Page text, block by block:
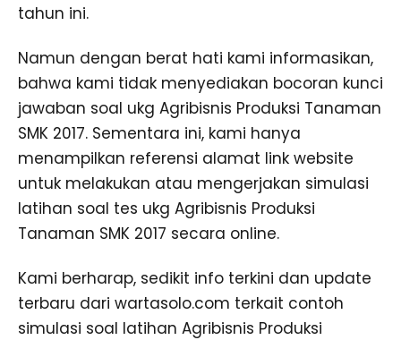
tahun ini.
Namun dengan berat hati kami informasikan,
bahwa kami tidak menyediakan bocoran kunci
jawaban soal ukg Agribisnis Produksi Tanaman
SMK 2017. Sementara ini, kami hanya
menampilkan referensi alamat link website
untuk melakukan atau mengerjakan simulasi
latihan soal tes ukg Agribisnis Produksi
Tanaman SMK 2017 secara online.
Kami berharap, sedikit info terkini dan update
terbaru dari wartasolo.com terkait contoh
simulasi soal latihan Agribisnis Produksi